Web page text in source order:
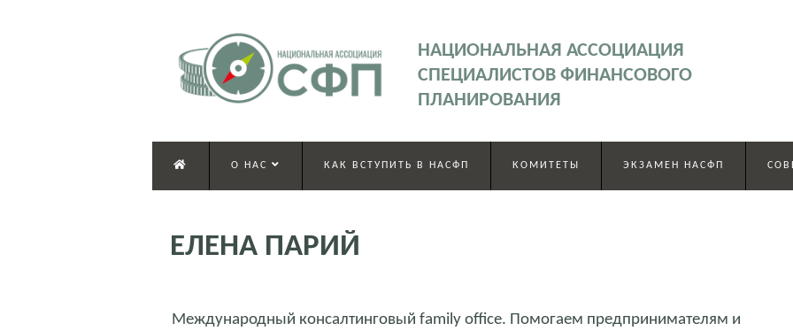
НАЦИОНАЛЬНАЯ АССОЦИАЦИЯ
СПЕЦИАЛИСТОВ ФИНАНСОВОГО
ПЛАНИРОВАНИЯ
О НАС КАК ВСТУПИТЬ В НАСФП КОМИТЕТЫ ЭКЗАМЕН НАСФП
ЕЛЕНА ПАРИЙ
Международный консалтинговый family office. Помогаем предпринимателям и